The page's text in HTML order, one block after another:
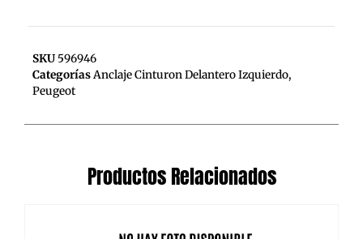
SKU 596946
CategoríasAnclaje Cinturon Delantero Izquierdo,
Peugeot
Productos Relacionados